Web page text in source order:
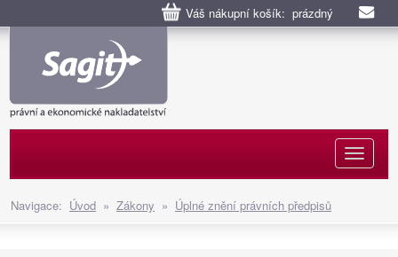
Váš nákupní košík: prázdný
Navigace: Úvod » Zákony » Úplné znění právních předpisů